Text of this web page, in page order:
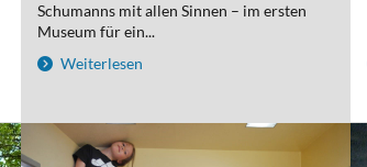
Schumanns mit allen Sinnen – im ersten
Museum für ein...
Weiterlesen